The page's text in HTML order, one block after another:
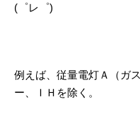
(゜レ゜)
例えば、従量電灯Ａ（ガ
ー、ＩＨを除く。